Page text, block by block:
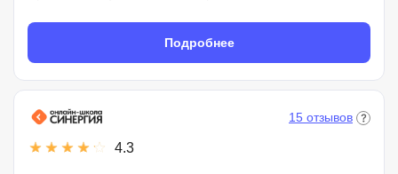
Подробнее
4.3
15 отзывов